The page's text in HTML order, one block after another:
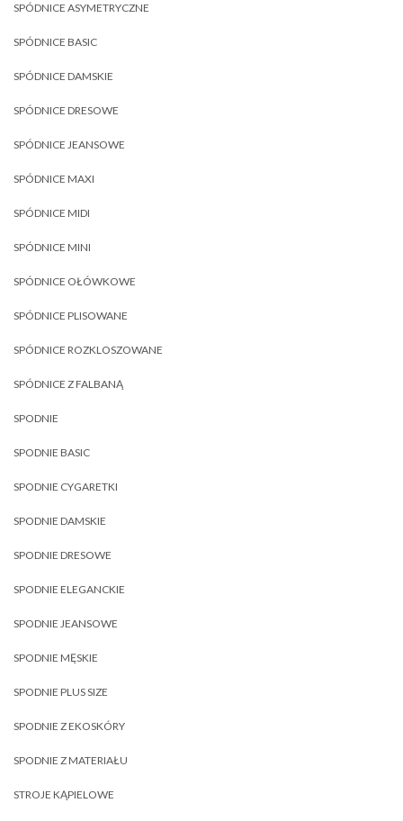
SPÓDNICE ASYMETRYCZNE
SPÓDNICE BASIC
SPÓDNICE DAMSKIE
SPÓDNICE DRESOWE
SPÓDNICE JEANSOWE
SPÓDNICE MAXI
SPÓDNICE MIDI
SPÓDNICE MINI
SPÓDNICE OŁÓWKOWE
SPÓDNICE PLISOWANE
SPÓDNICE ROZKLOSZOWANE
SPÓDNICE Z FALBANĄ
SPODNIE
SPODNIE BASIC
SPODNIE CYGARETKI
SPODNIE DAMSKIE
SPODNIE DRESOWE
SPODNIE ELEGANCKIE
SPODNIE JEANSOWE
SPODNIE MĘSKIE
SPODNIE PLUS SIZE
SPODNIE Z EKOSKÓRY
SPODNIE Z MATERIAŁU
STROJE KĄPIELOWE